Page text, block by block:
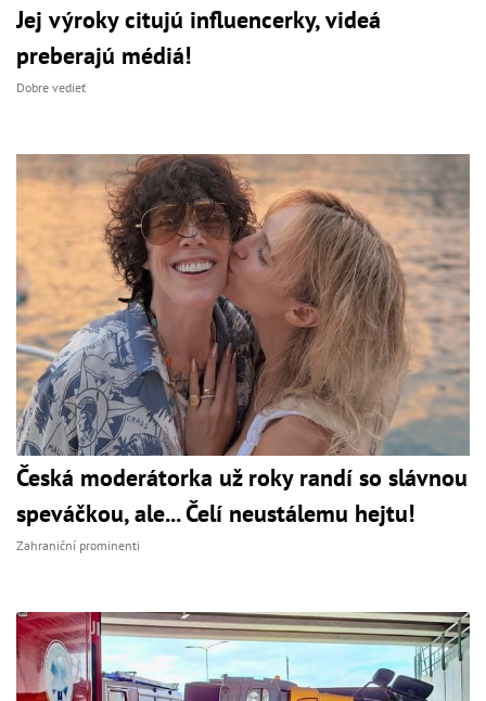
Jej výroky citujú influencerky, videá
preberajú médiá!
Dobre vedieť
Česká moderátorka už roky randí so slávnou
speváčkou, ale... Čelí neustálemu hejtu!
Zahraniční prominenti